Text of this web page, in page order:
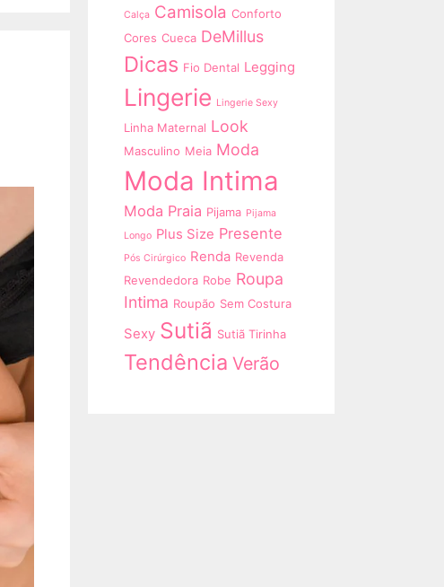
Calça Camisola Conforto
Cores Cueca DeMillus
Dicas Fio Dental Legging
Lingerie Lingerie Sexy
Linha Maternal Look
Masculino Meia Moda
Moda Intima
Moda Praia Pijama Pijama
Longo Plus Size Presente
Pós Cirúrgico Renda Revenda
Revendedora Robe Roupa
Intima Roupão Sem Costura
Sexy Sutiã Sutiã Tirinha
Tendência Verão